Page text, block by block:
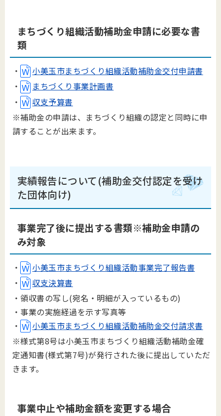
まちづくり組織活動補助金申請に必要な書
類
・
小美玉市まちづくり組織活動補助金交付申請書
・
まちづくり事業計画書
・
収支予算書
※補助金の申請は、まちづくり組織の認定と同時に申
請することが出来ます。
実績報告について(補助金交付認定を受け
た団体向け)
事業完了後に提出する書類※補助金申請の
み対象
・
小美玉市まちづくり組織活動事業完了報告書
・
収支決算書
・領収書の写し(宛名・明細が入っているもの)
・事業の実施経過を示す写真等
・
小美玉市まちづくり組織活動補助金交付請求書
※様式第8号は小美玉市まちづくり組織活動補助金確
定通知書(様式第7号)が発行された後に提出していただ
きます。
事業中止や補助金額を変更する場合